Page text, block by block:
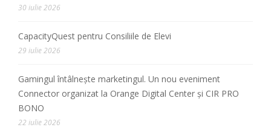
30 iulie 2026
CapacityQuest pentru Consiliile de Elevi
29 iulie 2026
Gamingul întâlnește marketingul. Un nou eveniment
Connector organizat la Orange Digital Center și CIR PRO
BONO
22 iulie 2026